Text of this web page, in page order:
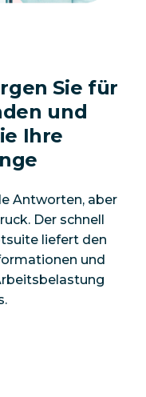
Sie für
und
Ihre
Antworten, aber
Der schnell
liefert den
und